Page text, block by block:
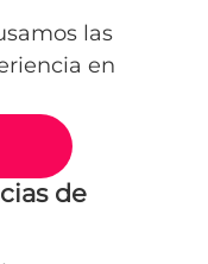
las
en
de